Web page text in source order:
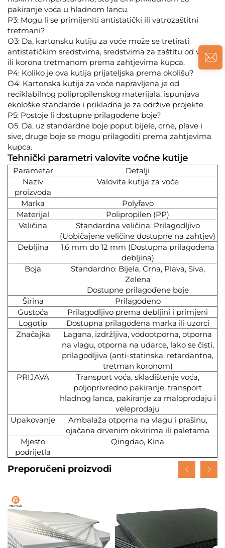
pakiranje voća u hladnom lancu.
P3: Mogu li se primijeniti antistatički ili vatrozaštitni
tretmani?
O3: Da, kartonsku kutiju za voće može se tretirati
antistatičkim sredstvima, sredstvima za zaštitu od vatre
ili korona tretmanom prema zahtjevima kupca.
P4: Koliko je ova kutija prijateljska prema okolišu?
O4: Kartonska kutija za voće napravljena je od
reciklabilnog polipropilenskog materijala, ispunjava
ekološke standarde i prikladna je za održive projekte.
P5: Postoje li dostupne prilagođene boje?
O5: Da, uz standardne boje poput bijele, crne, plave i
sive, druge boje se mogu prilagoditi prema zahtjevima
kupca.
Tehnički parametri valovite voćne kutije
Parametar
Detalji
Naziv
proizvoda
Valovita kutija za voće
Marka
Polyfavo
Materijal
Polipropilen (PP)
Veličina
Standardna veličina: Prilagodljivo
(Uobičajene veličine dostupne na zahtjev)
Debljina
1,6 mm do 12 mm (Dostupna prilagođena
debljina)
Boja
Standardno: Bijela, Crna, Plava, Siva,
Zelena
Dostupne prilagođene boje
Širina
Prilagođeno
Gustoća
Prilagodljivo prema debljini i primjeni
Logotip
Dostupna prilagođena marka ili uzorci
Značajka
Lagana, izdržljiva, vodootporna, otporna
na vlagu, otporna na udarce, lako se čisti,
prilagodljiva (anti-statinska, retardantna,
tretman koronom)
PRIJAVA
Transport voća, skladištenje voća,
poljoprivredno pakiranje, transport
hladnog lanca, pakiranje za maloprodaju i
veleprodaju
Upakovanje
Ambalaža otporna na vlagu i prašinu,
ojačana drvenim okvirima ili paletama
Mjesto
podrijetla
Qingdao, Kina
Preporučeni proizvodi